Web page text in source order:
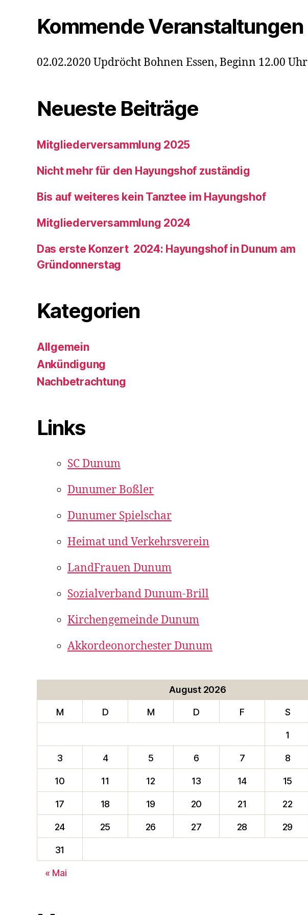
Kommende Veranstaltungen
02.02.2020 Updröcht Bohnen Essen, Beginn 12.00 Uhr
Neueste Beiträge
Mitgliederversammlung 2025
Nicht mehr für den Hayungshof zuständig
Bis auf weiteres kein Tanztee im Hayungshof
Mitgliederversammlung 2024
Das erste Konzert 2024: Hayungshof in Dunum am
Gründonnerstag
Kategorien
Allgemein
Ankündigung
Nachbetrachtung
Links
SC Dunum
Dunumer Boßler
Dunumer Spielschar
Heimat und Verkehrsverein
LandFrauen Dunum
Sozialverband Dunum-Brill
Kirchengemeinde Dunum
Akkordeonorchester Dunum
August 2026
M D M D F S
1
3 4 5 6 7 8
10 11 12 13 14 15
17 18 19 20 21 22
24 25 26 27 28 29
31
« Mai